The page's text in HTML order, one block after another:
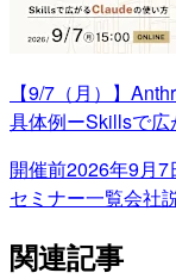
【9/7（月）】
具体例ーSkillsで
開催前2026年9月7
セミナー一覧会社
関連記事